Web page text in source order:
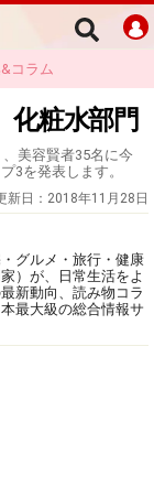
コラム
化粧水部門
美容賢者35名に今
3を発表します。
新日： 2018年11月28日
グルメ・旅行・健康
）が、日常生活をよ
新動向、読み物コラ
最大級の総合情報サ